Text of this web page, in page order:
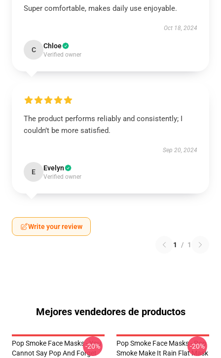
Super comfortable, makes daily use enjoyable.
Oct 18, 2024
C Chloe
Verified owner
The product performs reliably and consistently; I
couldn’t be more satisfied.
Sep 20, 2024
E Evelyn
Verified owner
Write your review
1 / 1
Mejores vendedores de productos
Pop Smoke Face Masks - You
Cannot Say Pop And Forget
-20%
Pop Smoke Face Masks - Pop
Smoke Make It Rain Flat Mask
-20%